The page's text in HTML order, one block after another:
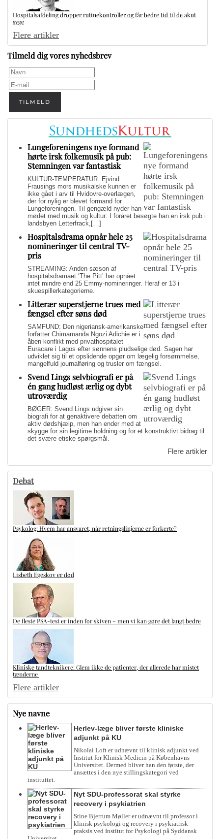
Hospitalsafdeling dropper rutinekontroller og får bedre tid til de akut
syge
Flere artikler
Tilmeld dig vores nyhedsbrev
TILMELD
Lungeforeningens nye formand
hørte irsk folkemusik på pub:
Stemningen var fantastisk
KULTUR-TEMPERATUR: Ejvind
Frausings mors musikalske kunnen er
ikke gået i arv til Hvidovre-overlægen,
der for nylig er blevet formand for
Lungeforeningen. Til gengæld nyder han
mødet med musik og kultur: I foråret besøgte han en irsk pub i
landsbyen Letterfrack,[…]
Hospitalsdrama opnår hele 25
nomineringer til central TV-
pris
STREAMING: Anden sæson af
hospitalsdramaet ‘The Pitt’ har opnået
intet mindre end 25 Emmy-nomineringer. Heraf er 13 i
skuespillerkategorierne.
Litterær superstjerne trues med
fængsel efter søns død
SAMFUND: Den nigeriansk-amerikanske
forfatter Chimamanda Ngozi Adichie er i
åben konflikt med privathospitalet
Euracare i Lagos efter sønnens pludselige død. Sagen har
udviklet sig til et opslidende opgør om lægelig forsømmelse,
mangelfuld journalføring og trusler om fængsel.
Svend Lings selvbiografi er på
én gang hudløst ærlig og dybt
utroværdig
BØGER: Svend Lings udgiver sin
biografi for at genaktivere debatten om
aktiv dødshjælp, men han ender med at
skygge for sin legitime holdning og for et konstruktivt bidrag til
det svære etiske spørgsmål.
Flere artikler
Debat
Psykolog: Hvem har ansvaret, når retningslinjerne er forkerte?
Lisbeth Egeskov er død
De fleste PSA-test er inden for skiven – men vi kan gøre det langt bedre
Kliniske tandteknikere: Glem ikke de patienter, der allerede har mistet
tænderne
Flere artikler
Nye navne
Herlev-læge bliver første kliniske
adjunkt på KU
Nikolai Loft er udnævnt til klinisk adjunkt ved
Institut for Klinisk Medicin på Københavns
Universitet. Dermed bliver han den første, der
ansættes i den nye stillingskategori ved
instituttet.
Nyt SDU-professorat skal styrke
recovery i psykiatrien
Stine Bjerrum Møller er udnævnt til professor i
klinisk psykologi og recovery i psykiatrisk
praksis ved Institut for Psykologi på Syddansk